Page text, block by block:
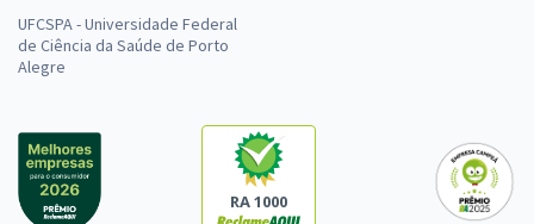
UFCSPA - Universidade Federal
de Ciência da Saúde de Porto
Alegre
RA 1000